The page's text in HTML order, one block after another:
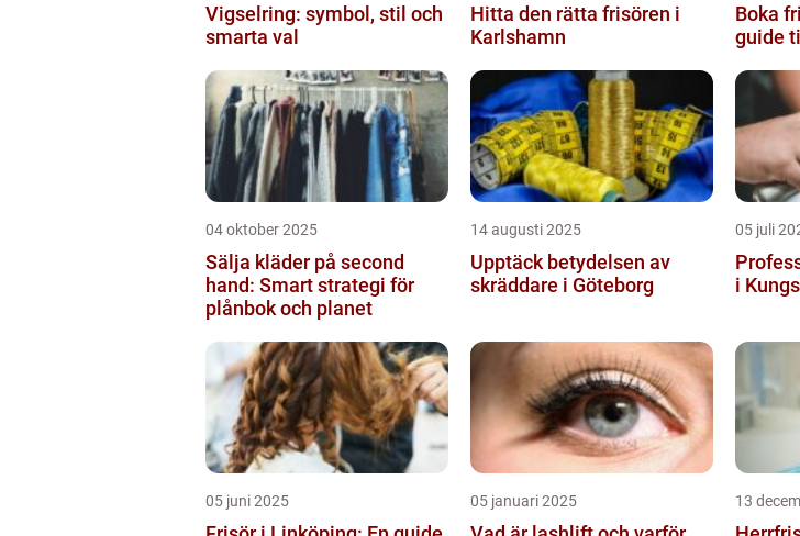
Vigselring: symbol, stil och
smarta val
Hitta den rätta frisören i
Karlshamn
Boka
guide
04 oktober 2025
Sälja kläder på second
hand: Smart strategi för
plånbok och planet
14 augusti 2025
Upptäck betydelsen av
skräddare i Göteborg
05 juli
i
05 juni 2025 05 januari 2025 13